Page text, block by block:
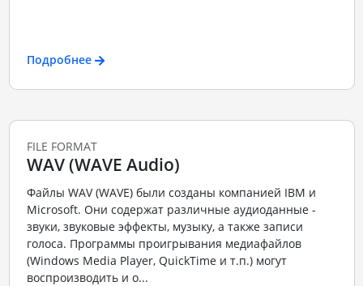
Подробнее
FILE FORMAT
WAV (WAVE Audio)
Файлы WAV (WAVE) были созданы компанией IBM и
Microsoft. Они содержат различные аудиоданные -
звуки, звуковые эффекты, музыку, а также записи
голоса. Программы проигрывания медиафайлов
(Windows Media Player, QuickTime и т.п.) могут
воспроизводить и о...